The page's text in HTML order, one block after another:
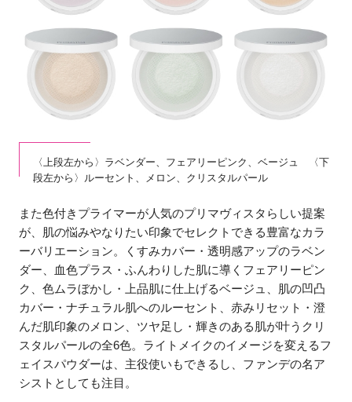
〈上段左から〉ラベンダー、フェアリーピンク、ベージュ 〈下
段左から〉ルーセント、メロン、クリスタルパール
また色付きプライマーが人気のプリマヴィスタらしい提案
が、肌の悩みやなりたい印象でセレクトできる豊富なカラ
ーバリエーション。くすみカバー・透明感アップのラベン
ダー、血色プラス・ふんわりした肌に導くフェアリーピン
ク、色ムラぼかし・上品肌に仕上げるベージュ、肌の凹凸
カバー・ナチュラル肌へのルーセント、赤みリセット・澄
んだ肌印象のメロン、ツヤ足し・輝きのある肌が叶うクリ
スタルパールの全6色。ライトメイクのイメージを変えるフ
ェイスパウダーは、主役使いもできるし、ファンデの名ア
シストとしても注目。